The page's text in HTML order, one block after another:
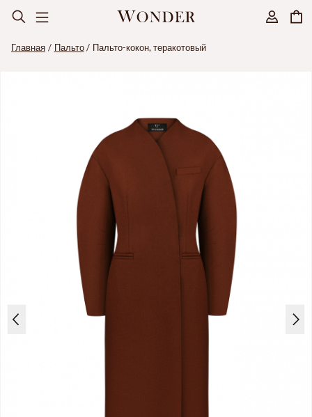
Главная Пальто Пальто-кокон, теракотовый